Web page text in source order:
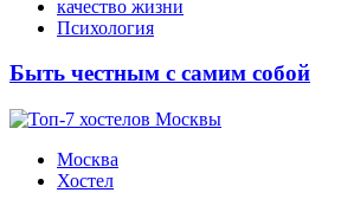
качество жизни
Психология
Быть честным с самим собой
Москва
Хостел